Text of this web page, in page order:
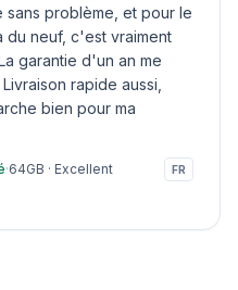
problème, et pour le
neuf, c'est vraiment
garantie d'un an me
rapide aussi,
bien pour ma
·64GB · Excellent FR